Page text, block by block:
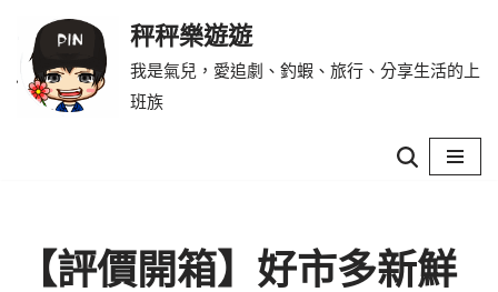
Skip
to
秤秤樂遊遊
我是氣兒，愛追劇、釣蝦、旅行、分享生活的上
班族
【評價開箱】好市多新鮮